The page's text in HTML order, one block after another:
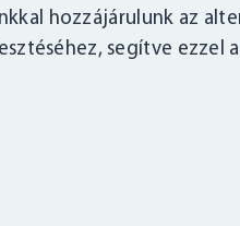
hozzájárulunk az
segítve ezzel